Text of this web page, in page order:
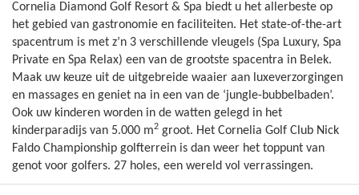
Cornelia Diamond Golf Resort & Spa biedt u het allerbeste op
het gebied van gastronomie en faciliteiten. Het state-of-the-art
spacentrum is met z’n 3 verschillende vleugels (Spa Luxury, Spa
Private en Spa Relax) een van de grootste spacentra in Belek.
Maak uw keuze uit de uitgebreide waaier aan luxeverzorgingen
en massages en geniet na in een van de ‘jungle-bubbelbaden’.
Ook uw kinderen worden in de watten gelegd in het
kinderparadijs van 5.000 m2 groot. Het Cornelia Golf Club Nick
Faldo Championship golfterrein is dan weer het toppunt van
genot voor golfers. 27 holes, een wereld vol verrassingen.